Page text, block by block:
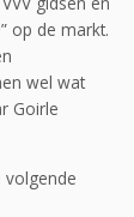
op de markt.
wel wat
Goirle
volgende